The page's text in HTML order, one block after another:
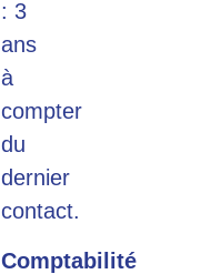
: 3
ans
à
compter
du
dernier
contact.
Comptabilité